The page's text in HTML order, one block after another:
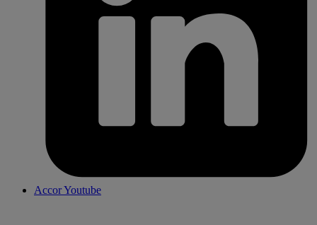
Accor Youtube